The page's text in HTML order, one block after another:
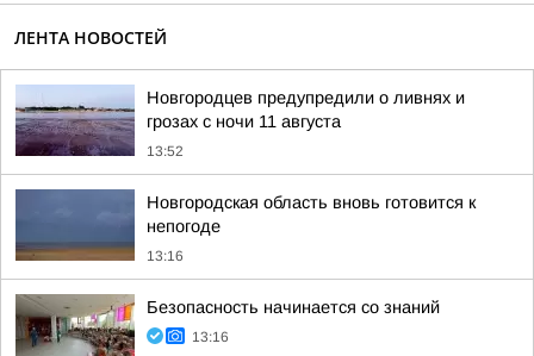
ЛЕНТА НОВОСТЕЙ
Новгородцев предупредили о ливнях и
грозах с ночи 11 августа
13:52
Новгородская область вновь готовится к
непогоде
13:16
Безопасность начинается со знаний
13:16